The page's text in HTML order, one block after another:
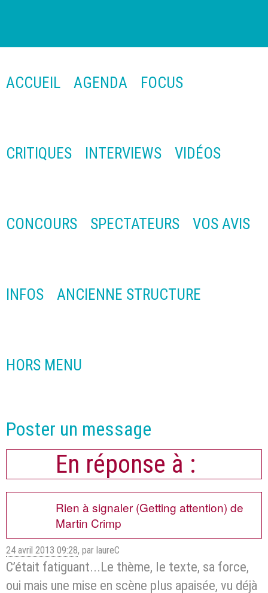
ACCUEIL AGENDA FOCUS
CRITIQUES INTERVIEWS VIDÉOS
CONCOURS SPECTATEURS VOS AVIS
INFOS ANCIENNE STRUCTURE
HORS MENU
Poster un message
En réponse à :
Rien à signaler (Getting attention) de
Martin Crimp
24 avril 2013 09:28, par laureC
C’était fatiguant...Le thème, le texte, sa force,
oui mais une mise en scène plus apaisée, vu déjà